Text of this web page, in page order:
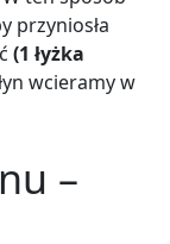
przyniosła
(1 łyżka
wcieramy w
–